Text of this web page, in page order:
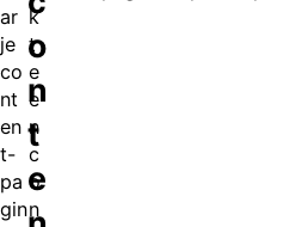
ar
je
co
nt
en
t-
pa
gin
o
n
t
e
k
t
e
e
n
c
o
n